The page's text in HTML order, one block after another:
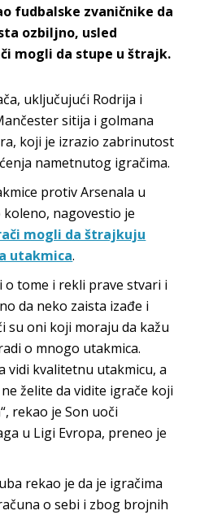
fudbalske zvaničnike da
ozbiljno, usled
mogli da stupe u štrajk.
uključujući Rodrija i
sitija i golmana
koji je izrazio zabrinutost
nametnutog igračima.
protiv Arsenala u
nagovestio je
mogli da štrajkuju
utakmica.
tome i rekli prave stvari i
da neko zaista izađe i
su oni koji moraju da kažu
o mnogo utakmica.
vidi kvalitetnu utakmicu, a
želite da vidite igrače koji
rekao je Son uoči
u Ligi Evropa, preneo je
rekao je da je igračima
o sebi i zbog brojnih